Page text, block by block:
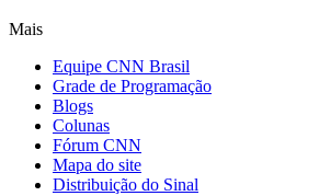
Mais
Equipe CNN Brasil
Grade de Programação
Blogs
Colunas
Fórum CNN
Mapa do site
Distribuição do Sinal